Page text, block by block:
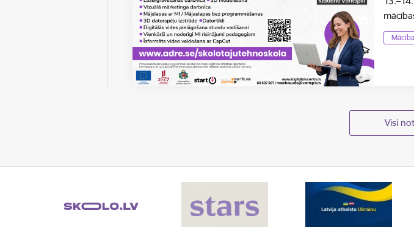
Visi